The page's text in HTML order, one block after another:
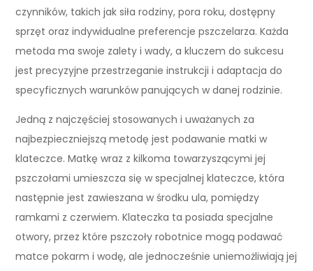
czynników, takich jak siła rodziny, pora roku, dostępny
sprzęt oraz indywidualne preferencje pszczelarza. Każda
metoda ma swoje zalety i wady, a kluczem do sukcesu
jest precyzyjne przestrzeganie instrukcji i adaptacja do
specyficznych warunków panujących w danej rodzinie.
Jedną z najczęściej stosowanych i uważanych za
najbezpieczniejszą metodę jest podawanie matki w
klateczce. Matkę wraz z kilkoma towarzyszącymi jej
pszczołami umieszcza się w specjalnej klateczce, która
następnie jest zawieszana w środku ula, pomiędzy
ramkami z czerwiem. Klateczka ta posiada specjalne
otwory, przez które pszczoły robotnice mogą podawać
matce pokarm i wodę, ale jednocześnie uniemożliwiają jej